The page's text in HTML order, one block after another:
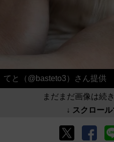
てと（@basteto3）さん提供
まだまだ画像は続
↓ スクロー